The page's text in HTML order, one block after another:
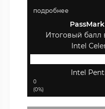
подробнее
Итоговый балл
Intel
Intel
0
(0%)